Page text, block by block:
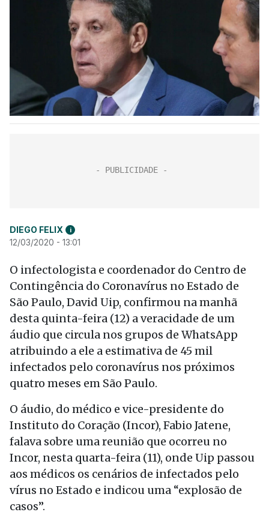
DIEGO FELIX i
12/03/2020 - 13:01
O infectologista e coordenador do Centro de
Contingência do Coronavírus no Estado de
São Paulo, David Uip, confirmou na manhã
desta quinta-feira (12) a veracidade de um
áudio que circula nos grupos de WhatsApp
atribuindo a ele a estimativa de 45 mil
infectados pelo coronavírus nos próximos
quatro meses em São Paulo.
O áudio, do médico e vice-presidente do
Instituto do Coração (Incor), Fabio Jatene,
falava sobre uma reunião que ocorreu no
Incor, nesta quarta-feira (11), onde Uip passou
aos médicos os cenários de infectados pelo
vírus no Estado e indicou uma “explosão de
casos”.